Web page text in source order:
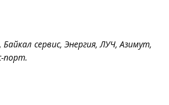
сервис, Энергия, ЛУЧ, Азимут,
порт.